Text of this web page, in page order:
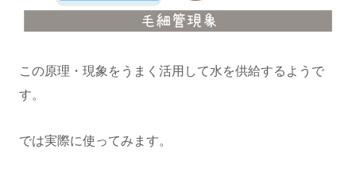
この原理・現象をうまく活用して水を供給するようで
す。
では実際に使ってみます。